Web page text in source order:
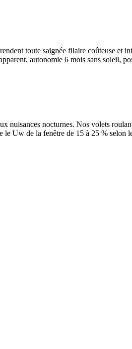
toute saignée filaire coûteuse et
autonomie 6 mois sans soleil,
nuisances nocturnes. Nos volets
Uw de la fenêtre de 15 à 25 % selon